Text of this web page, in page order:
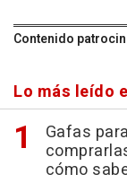
Contenido
Lo más leído
Gafas
cómo